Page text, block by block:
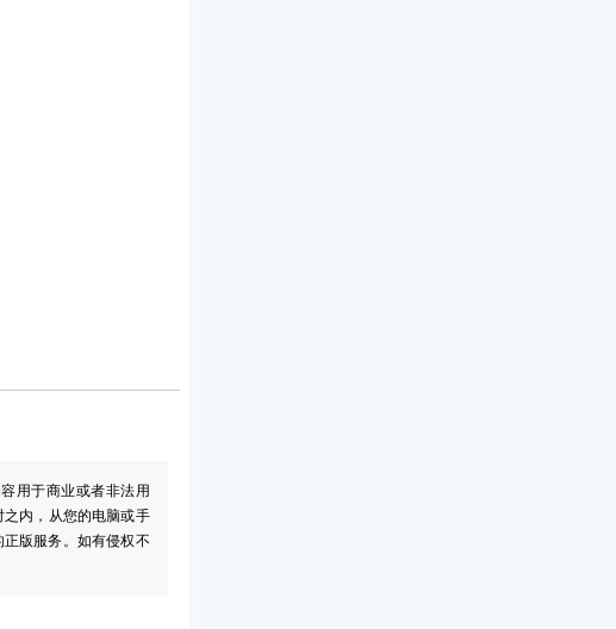
用于商业或者非法用
内，从您的电脑或手
版服务。如有侵权不